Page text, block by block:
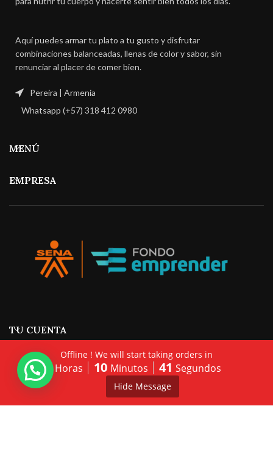
Aquí puedes armar tu plato a tu gusto y disfrutar
combinaciones balanceadas, llenas de color y sabor, sin
renunciar al placer de comer bien.
Pereira | Armenia
Whatsapp (+57) 318 412 0980
MENÚ
EMPRESA
TU CUENTA
Offline ! We will start taking orders in
8 Horas 10 Minutos 41 Segundos
Hide Message
Menú Bowls